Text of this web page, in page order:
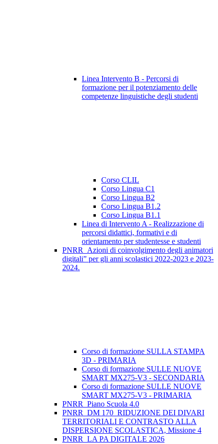
Linea Intervento B - Percorsi di
formazione per il potenziamento delle
competenze linguistiche degli studenti
Corso CLIL
Corso Lingua C1
Corso Lingua B2
Corso Lingua B1.2
Corso Lingua B1.1
Linea di Intervento A - Realizzazione di
percorsi didattici, formativi e di
orientamento per studentesse e studenti
PNRR_Azioni di coinvolgimento degli animatori
digitali” per gli anni scolastici 2022-2023 e 2023-
2024.
Corso di formazione SULLA STAMPA
3D - PRIMARIA
Corso di formazione SULLE NUOVE
SMART MX275-V3 - SECONDARIA
Corso di formazione SULLE NUOVE
SMART MX275-V3 - PRIMARIA
PNRR_Piano Scuola 4.0
PNRR_DM 170_RIDUZIONE DEI DIVARI
TERRITORIALI E CONTRASTO ALLA
DISPERSIONE SCOLASTICA, Missione 4
PNRR_LA PA DIGITALE 2026